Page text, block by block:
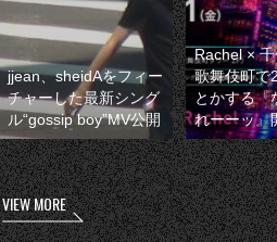
jjean、sheidAをフィー
チャーした最新シング
ル“gossip boy”MV公開
Rachel ×
歌舞伎町で
とかする『
れーーッ』
VIEW MORE